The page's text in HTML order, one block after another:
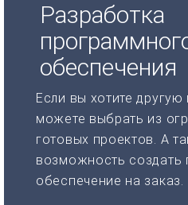
Разработка
обеспечения
Если вы хотите
можете выбрать из
готовых проектов. А
возможность создать
обеспечение на заказ.